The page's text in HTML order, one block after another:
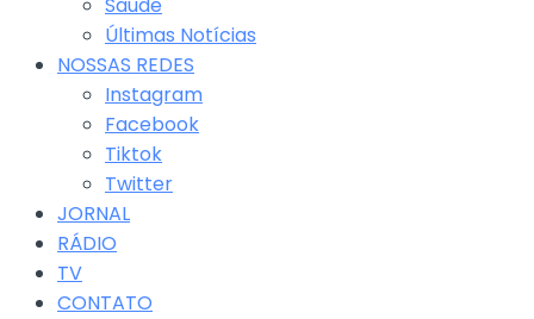
Saude
Últimas Notícias
NOSSAS REDES
Instagram
Facebook
Tiktok
Twitter
JORNAL
RÁDIO
TV
CONTATO